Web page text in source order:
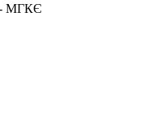
- МГКЄ